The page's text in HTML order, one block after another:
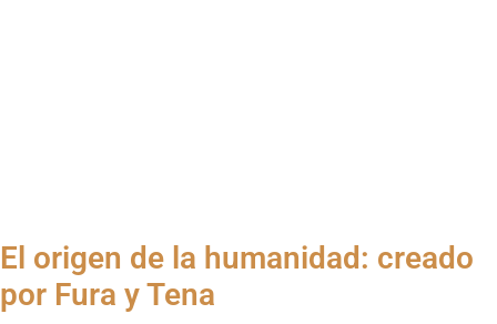
El origen de la humanidad: creado
por Fura y Tena